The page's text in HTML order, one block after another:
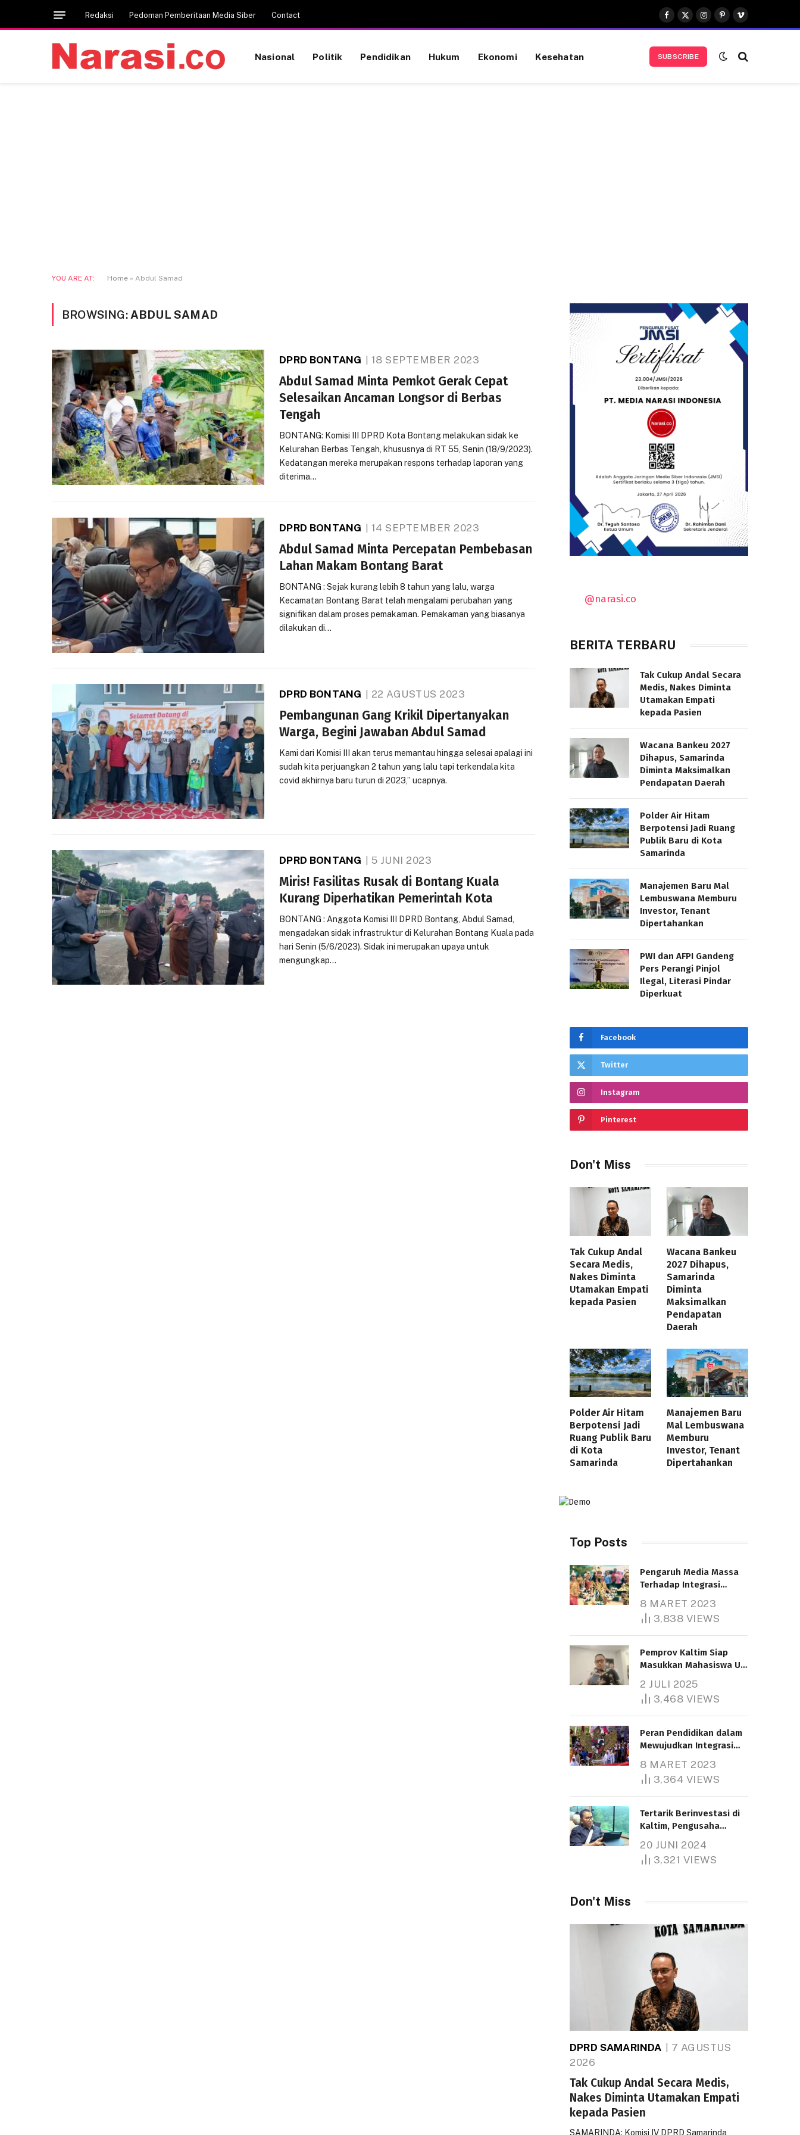
Redaksi Pedoman Pemberitaan Media Siber Contact
Facebook
X
(Twitter)
Instagram
Pinterest
Vimeo
Nasional Politik Pendidikan Hukum Ekonomi Kesehatan SUBSCRIBE
YOU ARE AT: Home » Abdul Samad
BROWSING: ABDUL SAMAD
DPRD BONTANG 18 SEPTEMBER 2023
Abdul Samad Minta Pemkot Gerak Cepat
Selesaikan Ancaman Longsor di Berbas
Tengah
BONTANG: Komisi III DPRD Kota Bontang melakukan sidak ke
Kelurahan Berbas Tengah, khususnya di RT 55, Senin (18/9/2023).
Kedatangan mereka merupakan respons terhadap laporan yang
diterima…
DPRD BONTANG 14 SEPTEMBER 2023
Abdul Samad Minta Percepatan Pembebasan
Lahan Makam Bontang Barat
BONTANG : Sejak kurang lebih 8 tahun yang lalu, warga
Kecamatan Bontang Barat telah mengalami perubahan yang
signifikan dalam proses pemakaman. Pemakaman yang biasanya
dilakukan di…
DPRD BONTANG 22 AGUSTUS 2023
Pembangunan Gang Krikil Dipertanyakan
Warga, Begini Jawaban Abdul Samad
Kami dari Komisi III akan terus memantau hingga selesai apalagi ini
sudah kita perjuangkan 2 tahun yang lalu tapi terkendala kita
covid akhirnya baru turun di 2023,” ucapnya.
DPRD BONTANG 5 JUNI 2023
Miris! Fasilitas Rusak di Bontang Kuala
Kurang Diperhatikan Pemerintah Kota
BONTANG : Anggota Komisi III DPRD Bontang, Abdul Samad,
mengadakan sidak infrastruktur di Kelurahan Bontang Kuala pada
hari Senin (5/6/2023). Sidak ini merupakan upaya untuk
mengungkap…
@narasi.co
BERITA TERBARU
Tak Cukup Andal Secara
Medis, Nakes Diminta
Utamakan Empati
kepada Pasien
Wacana Bankeu 2027
Dihapus, Samarinda
Diminta Maksimalkan
Pendapatan Daerah
Polder Air Hitam
Berpotensi Jadi Ruang
Publik Baru di Kota
Samarinda
Manajemen Baru Mal
Lembuswana Memburu
Investor, Tenant
Dipertahankan
PWI dan AFPI Gandeng
Pers Perangi Pinjol
Ilegal, Literasi Pindar
Diperkuat
Facebook
Twitter
Instagram
Pinterest
Don't Miss
Tak Cukup Andal
Secara Medis,
Nakes Diminta
Utamakan Empati
kepada Pasien
Wacana Bankeu
2027 Dihapus,
Samarinda
Diminta
Maksimalkan
Pendapatan
Daerah
Polder Air Hitam
Berpotensi Jadi
Ruang Publik Baru
di Kota
Samarinda
Manajemen Baru
Mal Lembuswana
Memburu
Investor, Tenant
Dipertahankan
Top Posts
Pengaruh Media Massa
Terhadap Integrasi
8 MARET 2023
3,838 VIEWS
Pemprov Kaltim Siap
Masukkan Mahasiswa UT
Bantuan Pendidikan
Gratispol
2 JULI 2025
3,468 VIEWS
Peran Pendidikan dalam
Mewujudkan Integrasi
8 MARET 2023
3,364 VIEWS
Tertarik Berinvestasi di
Kaltim, Pengusaha
1.000 Hektare
20 JUNI 2024
3,321 VIEWS
Don't Miss
DPRD SAMARINDA
7 AGUSTUS
2026
Tak Cukup Andal Secara Medis,
Nakes Diminta Utamakan Empati
kepada Pasien
SAMARINDA: Komisi IV DPRD Samarinda